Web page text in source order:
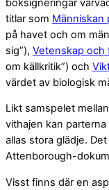
boksigneringar
titlar som Människan
på havet och om
sig”), Vetenskap och
om källkritik”) och
värdet av biologisk
Likt samspelet
vithajen kan
allas stora glädje.
Attenborough-
Visst finns där en